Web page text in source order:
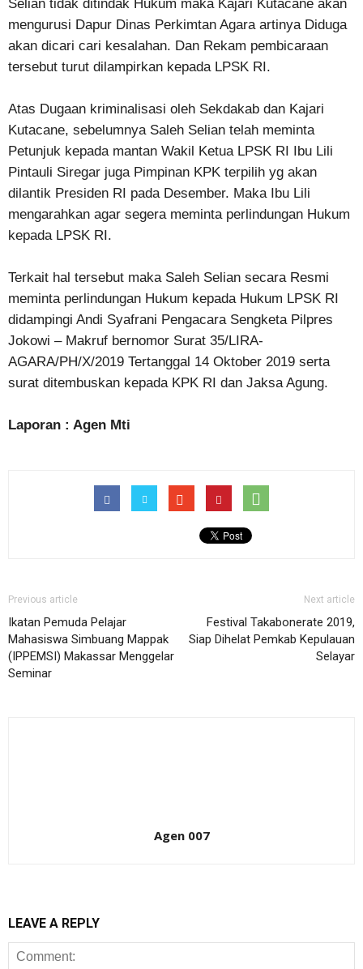
Selian tidak ditindak Hukum maka Kajari Kutacane akan
mengurusi Dapur Dinas Perkimtan Agara artinya Diduga
akan dicari cari kesalahan. Dan Rekam pembicaraan
tersebut turut dilampirkan kepada LPSK RI.
Atas Dugaan kriminalisasi oleh Sekdakab dan Kajari
Kutacane, sebelumnya Saleh Selian telah meminta
Petunjuk kepada mantan Wakil Ketua LPSK RI Ibu Lili
Pintauli Siregar juga Pimpinan KPK terpilih yg akan
dilantik Presiden RI pada Desember. Maka Ibu Lili
mengarahkan agar segera meminta perlindungan Hukum
kepada LPSK RI.
Terkait hal tersebut maka Saleh Selian secara Resmi
meminta perlindungan Hukum kepada Hukum LPSK RI
didampingi Andi Syafrani Pengacara Sengketa Pilpres
Jokowi – Makruf bernomor Surat 35/LIRA-
AGARA/PH/X/2019 Tertanggal 14 Oktober 2019 serta
surat ditembuskan kepada KPK RI dan Jaksa Agung.
Laporan : Agen Mti
Previous article
Ikatan Pemuda Pelajar
Mahasiswa Simbuang Mappak
(IPPEMSI) Makassar Menggelar
Seminar
Next article
Festival Takabonerate 2019,
Siap Dihelat Pemkab Kepulauan
Selayar
Agen 007
LEAVE A REPLY